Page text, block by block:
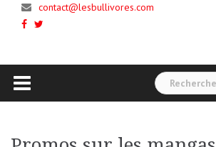
contact@lesbullivores.com
Rechercher :